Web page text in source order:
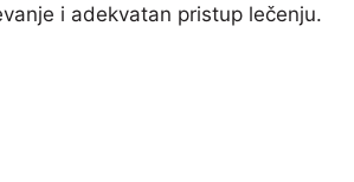
i adekvatan pristup lečenju.